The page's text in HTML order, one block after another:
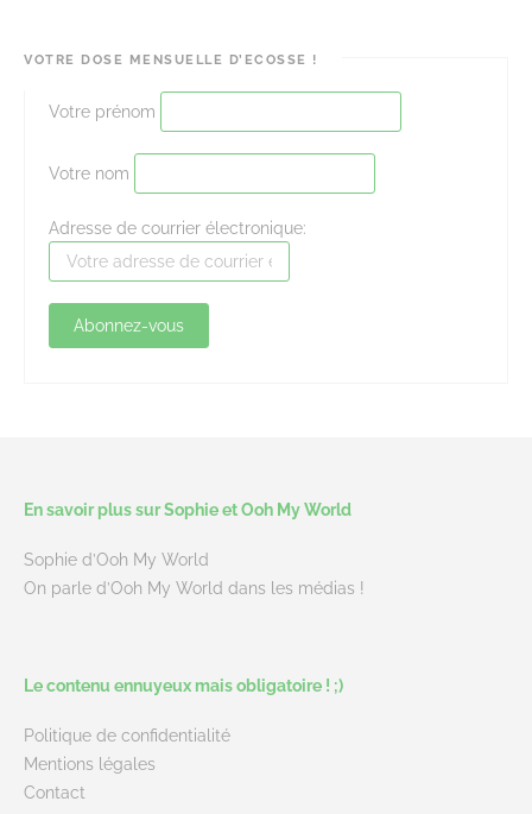
VOTRE DOSE MENSUELLE D’ECOSSE !
Votre prénom
Votre nom
Adresse de courrier électronique:
En savoir plus sur Sophie et Ooh My World
Sophie d’Ooh My World
On parle d’Ooh My World dans les médias !
Le contenu ennuyeux mais obligatoire ! ;)
Politique de confidentialité
Mentions légales
Contact